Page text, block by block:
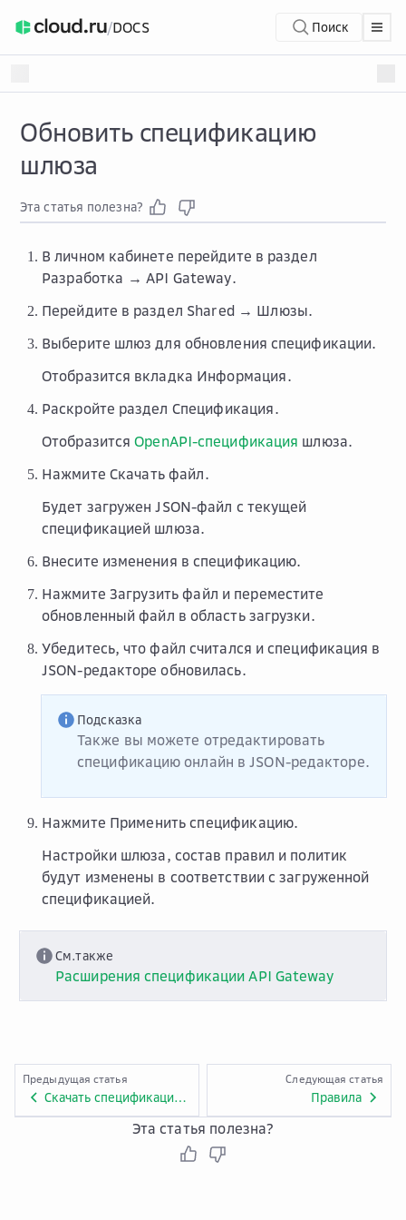
/DOCS Поиск
Обновить спецификацию
шлюза
Эта статья полезна?
В личном кабинете перейдите в раздел
Разработка → API Gateway.
Перейдите в раздел Shared → Шлюзы.
Выберите шлюз для обновления спецификации.
Отобразится вкладка Информация.
Раскройте раздел Спецификация.
ОтобразитсяOpenAPI-спецификация шлюза.
Нажмите Скачать файл.
Будет загружен JSON-файл с текущей
спецификацией шлюза.
Внесите изменения в спецификацию.
Нажмите Загрузить файл и переместите
обновленный файл в область загрузки.
Убедитесь, что файл считался и спецификация в
JSON-редакторе обновилась.
Подсказка
Также вы можете отредактировать
спецификацию онлайн в JSON-редакторе.
Нажмите Применить спецификацию.
Настройки шлюза, состав правил и политик
будут изменены в соответствии с загруженной
спецификацией.
См.также
Расширения спецификации API Gateway
Предыдущая статья
Скачать спецификацию шлюза
Следующая статья
Правила
Эта статья полезна?